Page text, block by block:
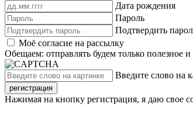
Дата рождения
Пароль
Подтвердить
Моё согласие на рассылку
Обещаем: отправлять будем только
Введите слово на
регистрация
Нажимая на кнопку регистрация, я даю свое